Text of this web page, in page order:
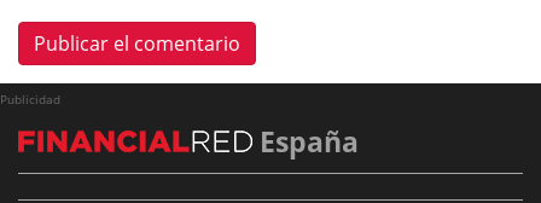
Publicidad
España